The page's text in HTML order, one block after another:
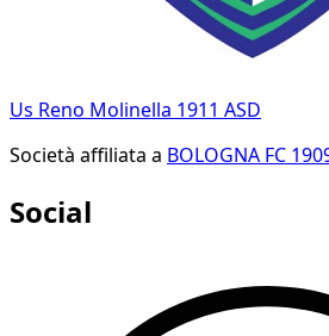
Us Reno Molinella 1911 ASD
Società affiliata a BOLOGNA FC
Social